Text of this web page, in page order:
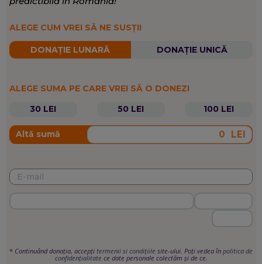
ALEGE CUM VREI SĂ NE SUSȚII
DONAȚIE LUNARĂ DONAȚIE UNICĂ
ALEGE SUMA PE CARE VREI SĂ O DONEZI
30 LEI
50 LEI 100 LEI
Altă sumă LEI
* Continuând donația, accepți termenii si condițiile site-ului. Poți vedea în politica de
confidențialitate ce date personale colectăm și de ce.